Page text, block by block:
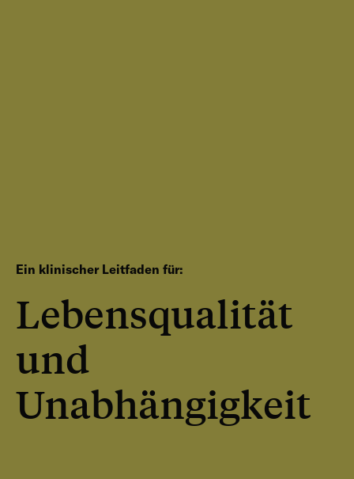
Ein klinischer Leitfaden für:
Lebensqualität
und
Unabhängigkeit